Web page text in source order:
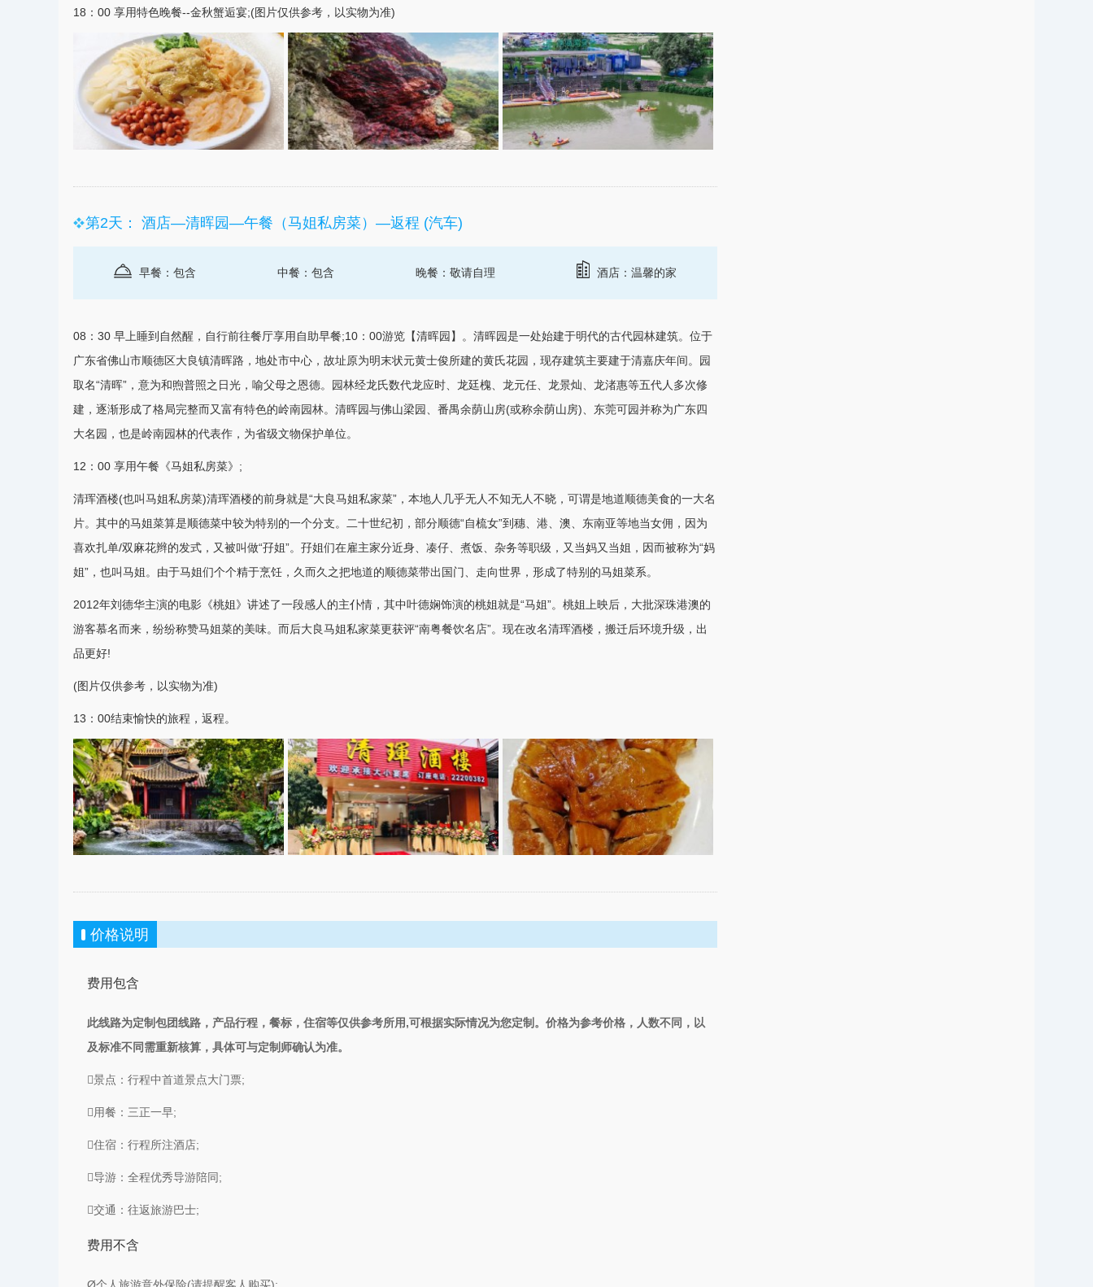
18：00 享用特色晚餐--金秋蟹逅宴;(图片仅供参考，以实物为准)
第2天： 酒店—清晖园—午餐（马姐私房菜）—返程 (汽车)
早餐：包含 中餐：包含 晚餐：敬请自理 酒店：温馨的家
08：30 早上睡到自然醒，自行前往餐厅享用自助早餐;10：00游览【清晖园】。清晖园是一处始建于明代的古代园林建筑。位于
广东省佛山市顺德区大良镇清晖路，地处市中心，故址原为明末状元黄士俊所建的黄氏花园，现存建筑主要建于清嘉庆年间。园
取名“清晖”，意为和煦普照之日光，喻父母之恩德。园林经龙氏数代龙应时、龙廷槐、龙元任、龙景灿、龙渚惠等五代人多次修
建，逐渐形成了格局完整而又富有特色的岭南园林。清晖园与佛山梁园、 番禺余荫山房(或称余荫山房)、 东莞可园并称为广东四
大名园，也是岭南园林的代表作，为省级文物保护单位。
12：00 享用午餐《马姐私房菜》;
清珲酒楼(也叫马姐私房菜)清珲酒楼的前身就是“大良马姐私家菜”，本地人几乎无人不知无人不晓，可谓是地道顺德美食的一大名
片。其中的马姐菜算是顺德菜中较为特别的一个分支。二十世纪初，部分顺德“自梳女”到穗、港、澳、东南亚等地当女佣，因为
喜欢扎单/双麻花辫的发式，又被叫做“孖姐”。孖姐们在雇主家分近身、凑仔、煮饭、杂务等职级，又当妈又当姐，因而被称为“妈
姐”，也叫马姐。由于马姐们个个精于烹饪，久而久之把地道的顺德菜带出国门、走向世界，形成了特别的马姐菜系。
2012年刘德华主演的电影《桃姐》讲述了一段感人的主仆情，其中叶德娴饰演的桃姐就是“马姐”。桃姐上映后，大批深珠港澳的
游客慕名而来，纷纷称赞马姐菜的美味。而后大良马姐私家菜更获评“南粤餐饮名店”。现在改名清珲酒楼，搬迁后环境升级，出
品更好!
(图片仅供参考，以实物为准)
13：00结束愉快的旅程，返程。
价格说明
费用包含
此线路为定制包团线路，产品行程，餐标，住宿等仅供参考所用,可根据实际情况为您定制。价格为参考价格，人数不同，以
及标准不同需重新核算，具体可与定制师确认为准。
景点：行程中首道景点大门票;
用餐：三正一早;
住宿：行程所注酒店;
导游：全程优秀导游陪同;
交通：往返旅游巴士;
费用不含